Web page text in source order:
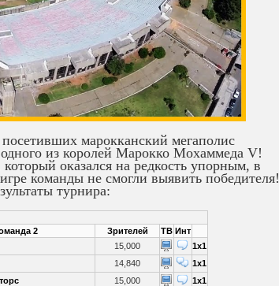
марокканский мегаполис
из королей Марокко Мохаммеда V!
оказался на редкость упорным, в
команды не смогли выявить победителя!
турнира:
2 Зрителей ТВ Инт
15,000
1x1
14,840
1x1
15,000
1x1